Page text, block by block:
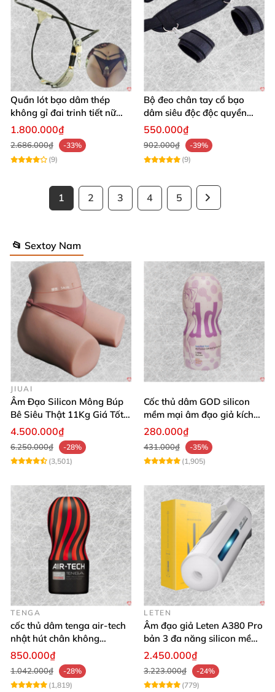
Quần lót bạo dâm thép
không gỉ đai trinh tiết nữ
sexy kích thích
1.800.000₫
2.686.000₫
-33%
(9)
Bộ đeo chân tay cổ bạo
dâm siêu độc độc quyền
thoả mãn
550.000₫
902.000₫
-39%
(9)
1 2 3 4 5
📂 Sextoy Nam
JIUAI
Âm Đạo Silicon Mông Búp
Bê Siêu Thật 11Kg Giá Tốt
Hàng Nhật
4.500.000₫
6.250.000₫
-28%
(3,501)
Cốc thủ dâm GOD silicon
mềm mại âm đạo giả kích
thích mạnh mẽ
280.000₫
431.000₫
-35%
(1,905)
TENGA
cốc thủ dâm tenga air-tech
nhật hút chân không
silicone cao cấp nam
850.000₫
1.042.000₫
-28%
(1,819)
LETEN
Âm đạo giả Leten A380 Pro
bản 3 đa năng silicon mềm
mại
2.450.000₫
3.223.000₫
-24%
(779)